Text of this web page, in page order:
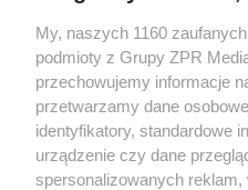
My, naszych 1160
podmioty z Grupy ZPR
przechowujemy informacje
przetwarzamy dane
identyfikatory, standardowe
urządzenie czy dane
spersonalizowanych